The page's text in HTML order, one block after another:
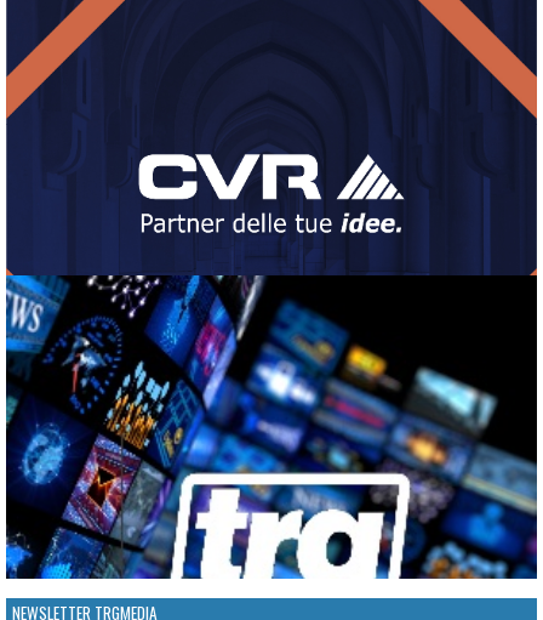
NEWSLETTER TRGMEDIA